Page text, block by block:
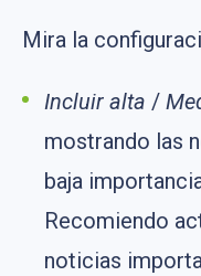
Mira la
Incluir alta /
mostrando las
baja
Recomiendo
noticias